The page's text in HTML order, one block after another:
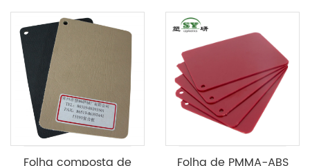
Folha composta de Folha de PMMA-ABS